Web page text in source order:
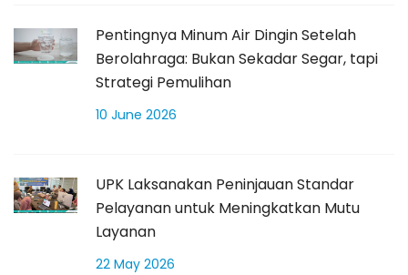
Pentingnya Minum Air Dingin Setelah
Berolahraga: Bukan Sekadar Segar, tapi
Strategi Pemulihan
10 June 2026
UPK Laksanakan Peninjauan Standar
Pelayanan untuk Meningkatkan Mutu
Layanan
22 May 2026